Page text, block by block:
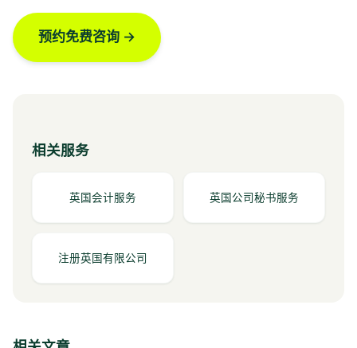
预约免费咨询 →
相关服务
英国会计服务 英国公司秘书服务
注册英国有限公司